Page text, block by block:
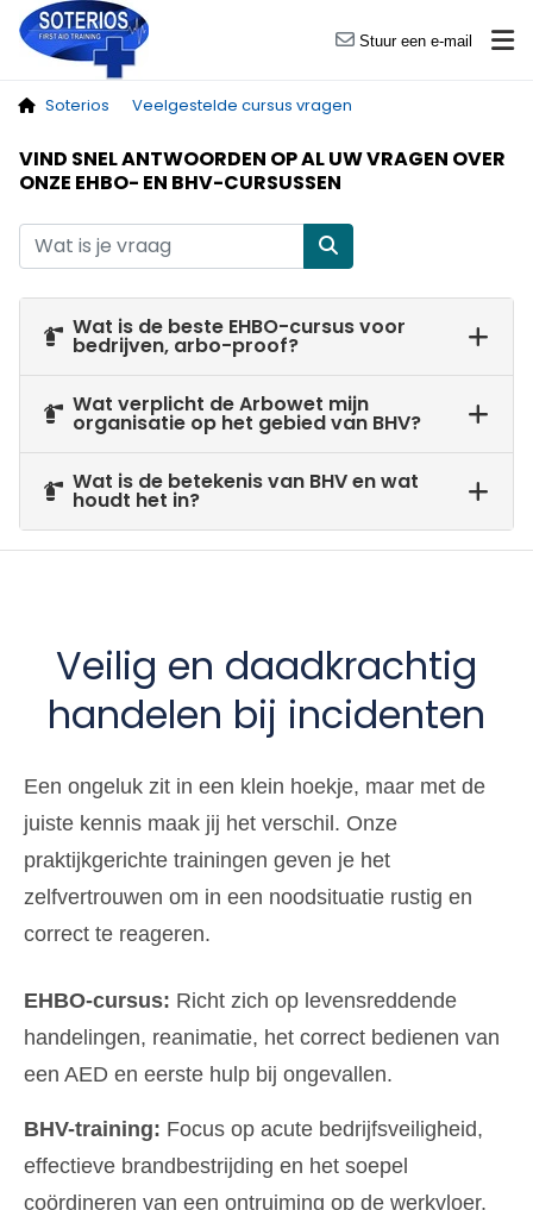
Stuur een e-mail
Soterios Veelgestelde cursus vragen
VIND SNEL ANTWOORDEN OP AL UW VRAGEN OVER
ONZE EHBO- EN BHV-CURSUSSEN
Wat is de beste EHBO-cursus voor
bedrijven, arbo-proof?
Wat verplicht de Arbowet mijn
organisatie op het gebied van BHV?
Wat is de betekenis van BHV en wat
houdt het in?
Veilig en daadkrachtig
handelen bij incidenten
Een ongeluk zit in een klein hoekje, maar met de
juiste kennis maak jij het verschil. Onze
praktijkgerichte trainingen geven je het
zelfvertrouwen om in een noodsituatie rustig en
correct te reageren.
EHBO-cursus: Richt zich op levensreddende
handelingen, reanimatie, het correct bedienen van
een AED en eerste hulp bij ongevallen.
BHV-training: Focus op acute bedrijfsveiligheid,
effectieve brandbestrijding en het soepel
coördineren van een ontruiming op de werkvloer.